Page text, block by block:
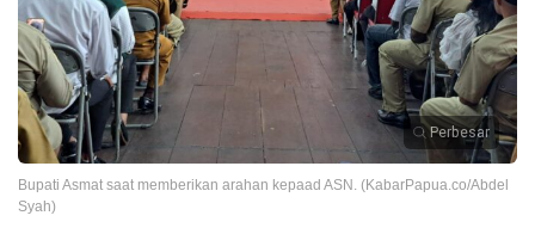
Perbesar
Bupati Asmat saat memberikan arahan kepaad ASN. (KabarPapua.co/Abdel
Syah)